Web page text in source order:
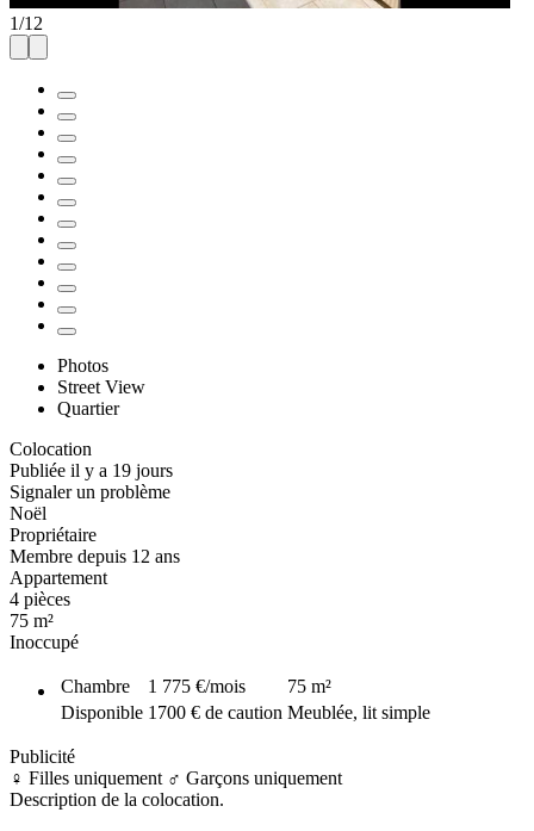
1/12
Photos
Street View
Quartier
Colocation
Publiée il y a 19 jours
Signaler un problème
Noël
Propriétaire
Membre depuis 12 ans
Appartement
4 pièces
75 m²
Inoccupé
Chambre 1 775 €/mois 75 m²
Disponible 1700 € de caution Meublée, lit simple
Publicité
♀️ Filles uniquement ♂️ Garçons uniquement
Description de la colocation.